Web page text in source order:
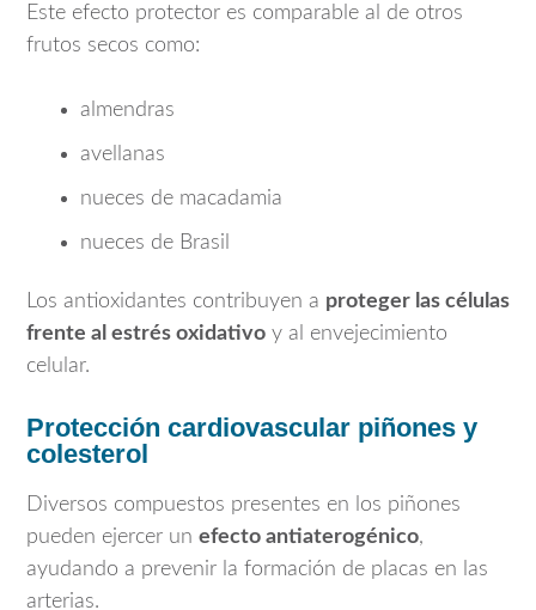
Este efecto protector es comparable al de otros
frutos secos como:
almendras
avellanas
nueces de macadamia
nueces de Brasil
Los antioxidantes contribuyen a proteger las células
frente al estrés oxidativo y al envejecimiento
celular.
Protección cardiovascular piñones y
colesterol
Diversos compuestos presentes en los piñones
pueden ejercer un efecto antiaterogénico,
ayudando a prevenir la formación de placas en las
arterias.